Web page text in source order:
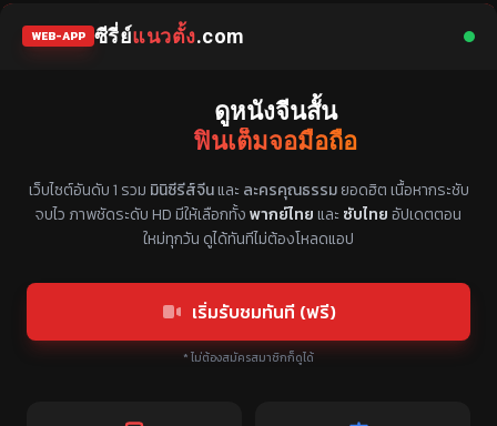
WEB-APP ซีรี่ย์แนวตั้ง.com
ดูหนังจีนสั้น
ฟินเต็มจอมือถือ
เว็บไซต์อันดับ 1 รวม มินิซีรีส์จีนและ ละครคุณธรรมยอดฮิต เนื้อหากระชับ
จบไว ภาพชัดระดับ HD มีให้เลือกทั้งพากย์ไทยและ ซับไทยอัปเดตตอน
ใหม่ทุกวัน ดูได้ทันทีไม่ต้องโหลดแอป
เริ่มรับชมทันที (ฟรี)
* ไม่ต้องสมัครสมาชิกก็ดูได้